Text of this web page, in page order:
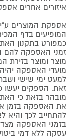
איזורים אחרים אספקה עד 14 ימי
אספקת המוצרים
המופיעים בדף
כמפורט בתקנון
זמני האספקה להם
מוצר ומוצר בזירת
מועדי האספקה
למעט ימי שישי
זאת, הספקים יעשו
מובהר בזאת כי
את האספקה בזמן
להתחייב לכך והיא
בזמני האספקה
עסקה ללא דמי